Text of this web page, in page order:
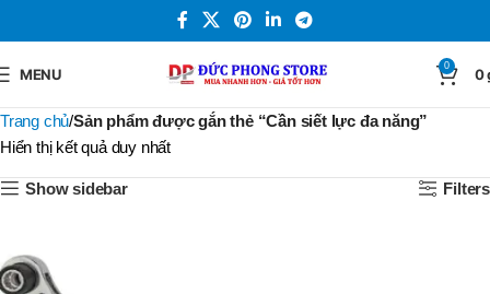
MENU 0 0
Trang chủ Sản phẩm được gắn thẻ “Cần siết lực đa năng”
Hiển thị kết quả duy nhất
Show sidebar Filters